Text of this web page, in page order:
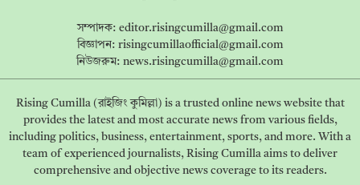
সম্পাদক: editor.risingcumilla@gmail.com
বিজ্ঞাপন: risingcumillaofficial@gmail.com
নিউজরুম: news.risingcumilla@gmail.com
Rising Cumilla (রাইজিং কুমিল্লা) is a trusted online news website that
provides the latest and most accurate news from various fields,
including politics, business, entertainment, sports, and more. With a
team of experienced journalists, Rising Cumilla aims to deliver
comprehensive and objective news coverage to its readers.